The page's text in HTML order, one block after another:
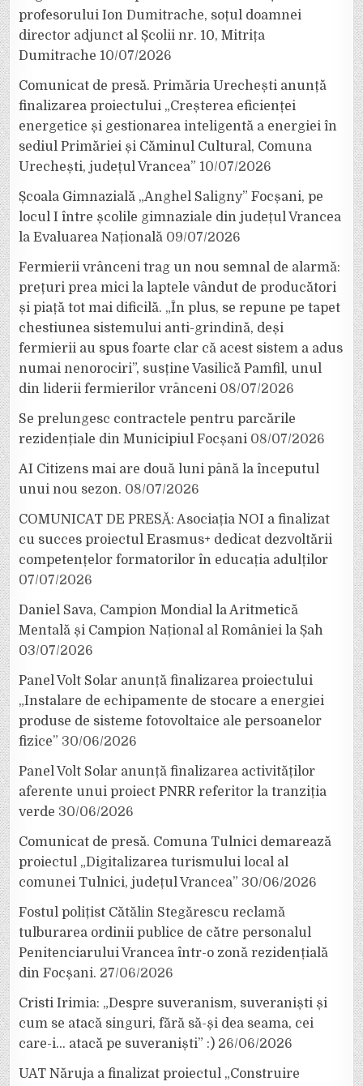
profesorului Ion Dumitrache, soțul doamnei
director adjunct al Școlii nr. 10, Mitrița
Dumitrache 10/07/2026
Comunicat de presă. Primăria Urechești anunță
finalizarea proiectului „Creșterea eficienței
energetice și gestionarea inteligentă a energiei în
sediul Primăriei și Căminul Cultural, Comuna
Urechești, județul Vrancea” 10/07/2026
Școala Gimnazială „Anghel Saligny” Focșani, pe
locul I între școlile gimnaziale din județul Vrancea
la Evaluarea Națională 09/07/2026
Fermierii vrânceni trag un nou semnal de alarmă:
prețuri prea mici la laptele vândut de producători
și piață tot mai dificilă. „În plus, se repune pe tapet
chestiunea sistemului anti-grindină, deși
fermierii au spus foarte clar că acest sistem a adus
numai nenorociri”, susține Vasilică Pamfil, unul
din liderii fermierilor vrânceni 08/07/2026
Se prelungesc contractele pentru parcările
rezidențiale din Municipiul Focșani 08/07/2026
AI Citizens mai are două luni până la începutul
unui nou sezon. 08/07/2026
COMUNICAT DE PRESĂ: Asociația NOI a finalizat
cu succes proiectul Erasmus+ dedicat dezvoltării
competențelor formatorilor în educația adulților
07/07/2026
Daniel Sava, Campion Mondial la Aritmetică
Mentală și Campion Național al României la Șah
03/07/2026
Panel Volt Solar anunță finalizarea proiectului
„Instalare de echipamente de stocare a energiei
produse de sisteme fotovoltaice ale persoanelor
fizice” 30/06/2026
Panel Volt Solar anunță finalizarea activităților
aferente unui proiect PNRR referitor la tranziția
verde 30/06/2026
Comunicat de presă. Comuna Tulnici demarează
proiectul „Digitalizarea turismului local al
comunei Tulnici, județul Vrancea” 30/06/2026
Fostul polițist Cătălin Stegărescu reclamă
tulburarea ordinii publice de către personalul
Penitenciarului Vrancea într-o zonă rezidențială
din Focșani. 27/06/2026
Cristi Irimia: „Despre suveranism, suveraniști și
cum se atacă singuri, fără să-și dea seama, cei
care-i… atacă pe suveraniști” :) 26/06/2026
UAT Năruja a finalizat proiectul „Construire